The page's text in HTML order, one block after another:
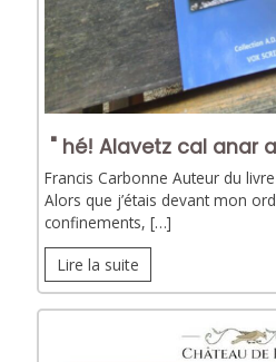
" hé! Alavetz cal anar
Francis Carbonne Auteur du
Alors que j’étais devant mon
confinements, […]
Lire la suite